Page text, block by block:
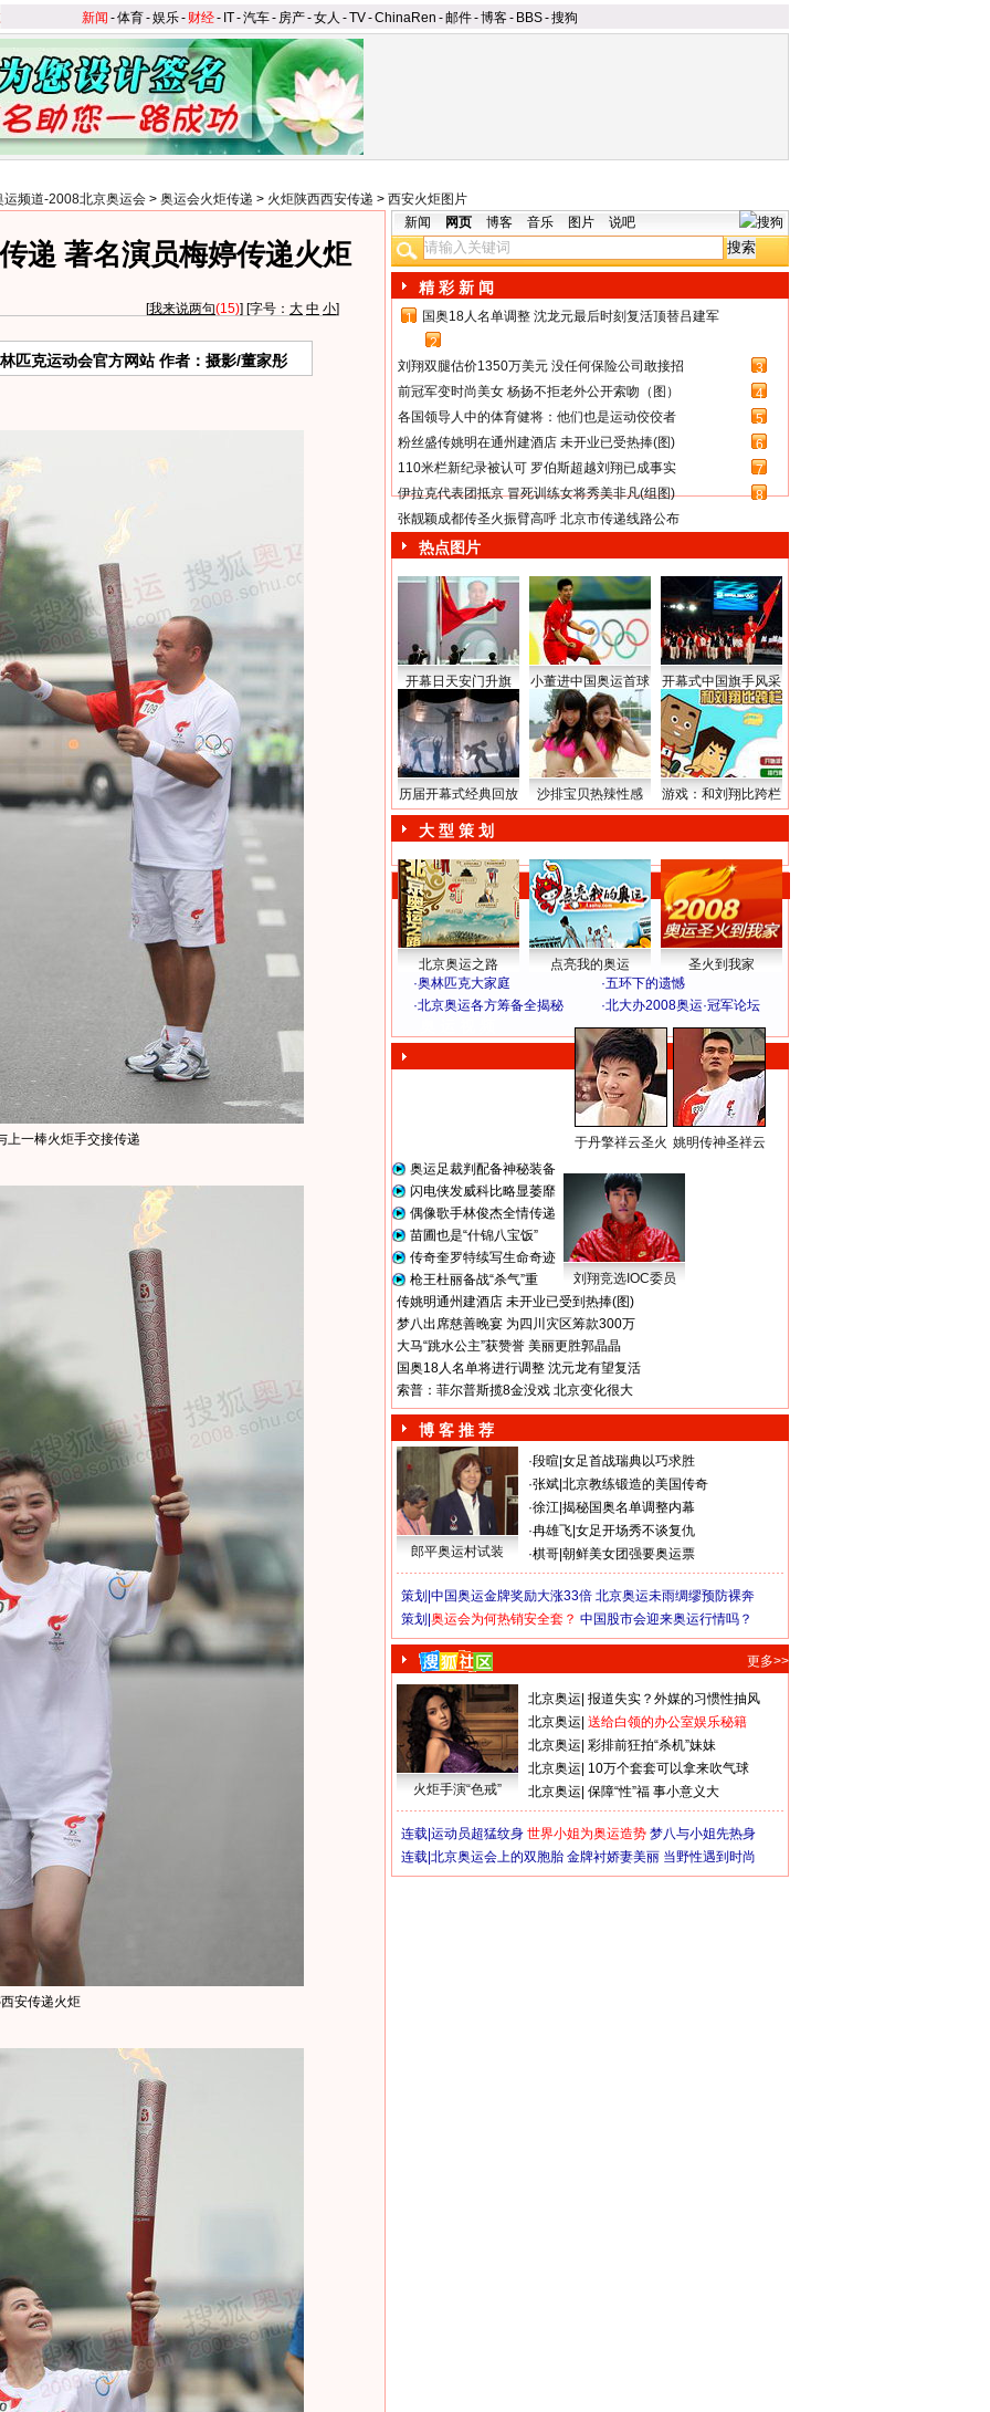
新闻 -体育-娱乐- 财经- IT-汽车- 房产-女人 -TV-ChinaRen -邮件-博客- BBS-搜狗
运频道-2008北京奥运会 > 奥运会火炬传递 > 火炬陕西西安传递 > 西安火炬图片
递 著名演员梅婷传递火炬
[我来说两句(15)] [字号： 大 中 小]
匹克运动会官方网站 作者：摄影/董家彤
上一棒火炬手交接传递
安传递火炬
新闻 网页 博客 音乐 图片 说吧
精 彩 新 闻
1
国奥18人名单调整 沈龙元最后时刻复活顶替吕建军
2
刘翔双腿估价1350万美元 没任何保险公司敢接招
3
前冠军变时尚美女 杨扬不拒老外公开索吻（图）
4
各国领导人中的体育健将：他们也是运动佼佼者
5
粉丝盛传姚明在通州建酒店 未开业已受热捧(图)
6
110米栏新纪录被认可 罗伯斯超越刘翔已成事实
7
伊拉克代表团抵京 冒死训练女将秀美非凡(组图)
8
张靓颖成都传圣火振臂高呼 北京市传递线路公布
热点图片
开幕日天安门升旗 小董进中国奥运首球 开幕式中国旗手风采
历届开幕式经典回放 沙排宝贝热辣性感 游戏：和刘翔比跨栏
大 型 策 划
北京奥运之路 点亮我的奥运
圣火到我家
·奥林匹克大家庭 ·五环下的遗憾
·北京奥运各方筹备全揭秘 ·北大办2008奥运·冠军论坛
于丹擎祥云圣火 姚明传神圣祥云
奥运足裁判配备神秘装备
闪电侠发威科比略显萎靡
偶像歌手林俊杰全情传递
苗圃也是“什锦八宝饭”
传奇奎罗特续写生命奇迹
枪王杜丽备战“杀气”重
刘翔竞选IOC委员
传姚明通州建酒店 未开业已受到热捧(图)
梦八出席慈善晚宴 为四川灾区筹款300万
大马“跳水公主”获赞誉 美丽更胜郭晶晶
国奥18人名单将进行调整 沈元龙有望复活
索普：菲尔普斯揽8金没戏 北京变化很大
博 客 推 荐
郎平奥运村试装
·段暄 女足首战瑞典以巧求胜
·张斌 北京教练锻造的美国传奇
·徐江 揭秘国奥名单调整内幕
·冉雄飞 女足开场秀不谈复仇
·棋哥 朝鲜美女团强要奥运票
策划| 中国奥运金牌奖励大涨33倍 北京奥运未雨绸缪预防裸奔
策划| 奥运会为何热销安全套？ 中国股市会迎来奥运行情吗？
更多>>
火炬手演“色戒”
北京奥运 报道失实？外媒的习惯性抽风
北京奥运 送给白领的办公室娱乐秘籍
北京奥运 彩排前狂拍“杀机”妹妹
北京奥运 10万个套套可以拿来吹气球
北京奥运 保障“性”福 事小意义大
连载| 运动员超猛纹身 世界小姐为奥运造势 梦八与小姐先热身
连载| 北京奥运会上的双胞胎 金牌衬娇妻美丽 当野性遇到时尚